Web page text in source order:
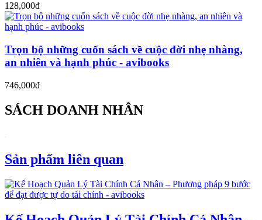
128,000đ
Trọn bộ những cuốn sách về cuộc đời nhẹ nhàng,
an nhiên và hạnh phúc - avibooks
746,000đ
SÁCH DOANH NHÂN
Sản phẩm liên quan